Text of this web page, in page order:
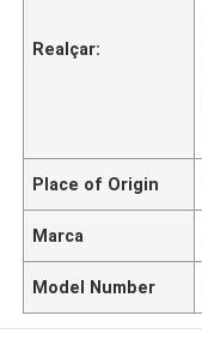
Realçar:
Place of Origin
Marca
Model Number